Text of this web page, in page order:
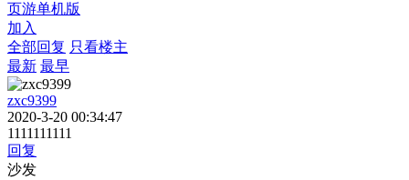
页游单机版
加入
全部回复 只看楼主
最新 最早
zxc9399
2020-3-20 00:34:47
1111111111
回复
沙发